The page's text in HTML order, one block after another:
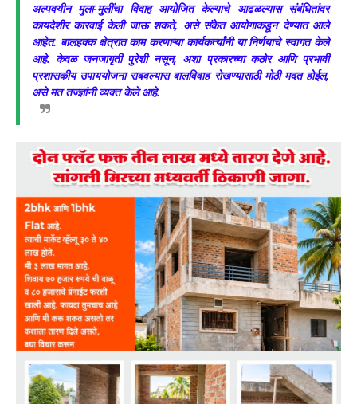
अल्पवयीन मुला-मुलींचा विवाह आयोजित केल्याचे आढळल्यास संबंधितांवर
कायदेशीर कारवाई केली जाऊ शकते, असे संकेत आयोगाकडून देण्यात आले
आहेत. बालहक्क क्षेत्रात काम करणाऱ्या कार्यकर्त्यांनी या निर्णयाचे स्वागत केले
आहे. केवळ जनजागृती पुरेशी नसून, अशा प्रकारच्या कठोर आणि प्रभावी
प्रशासकीय उपाययोजना राबवल्यास बालविवाह रोखण्यासाठी मोठी मदत होईल,
असे मत तज्ज्ञांनी व्यक्त केले आहे.